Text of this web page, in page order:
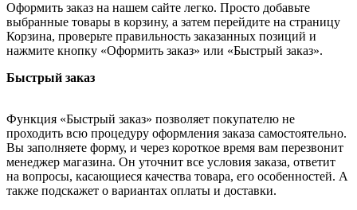
Оформить заказ на нашем сайте легко. Просто добавьте
выбранные товары в корзину, а затем перейдите на страницу
Корзина, проверьте правильность заказанных позиций и
нажмите кнопку «Оформить заказ» или «Быстрый заказ».
Быстрый заказ
Функция «Быстрый заказ» позволяет покупателю не
проходить всю процедуру оформления заказа самостоятельно.
Вы заполняете форму, и через короткое время вам перезвонит
менеджер магазина. Он уточнит все условия заказа, ответит
на вопросы, касающиеся качества товара, его особенностей. А
также подскажет о вариантах оплаты и доставки.